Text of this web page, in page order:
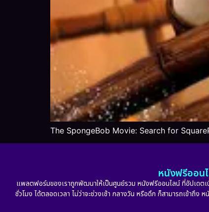
The SpongeBob Movie: Search for
หนังฟรีออน
แพลตฟอร์มของเราถูกพัฒนาให้เป็นศูนย์รวม หนังฟรีออนไลน์ ที่อัปเดต
ชั่วโมง ได้ตลอดเวลา ไม่ว่าจะช่วงเช้า กลางวัน หรือดึก ก็สามารถเข้าถึ